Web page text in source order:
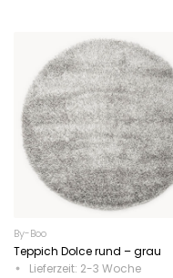
By-Boo
Teppich Dolce rund – grau
Lieferzeit: 2-3 Woche